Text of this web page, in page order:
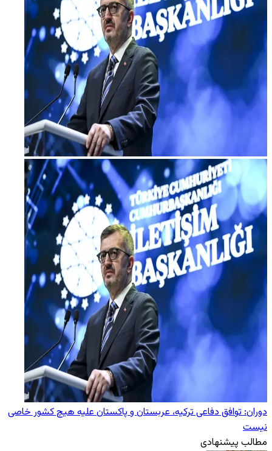
دوران: توافق دفاعی ترکیه، عربستان و پاکستان علیه هیچ کشور خاصی
نیست
مطالب پیشنهادی